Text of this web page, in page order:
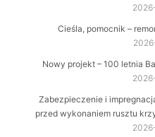
Cieśla, pomocnik –
Nowy projekt – 100 letnia
Zabezpieczenie i
przed wykonaniem rusztu